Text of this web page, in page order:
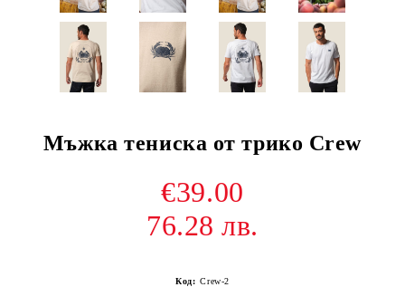
Мъжка тениска от трико Crew
€39.00
76.28 лв.
Код: Crew-2